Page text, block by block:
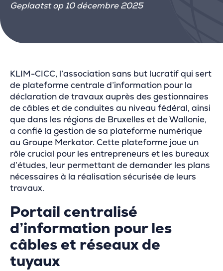
Geplaatst op 10 décembre 2025
KLIM-CICC, l’association sans but lucratif qui sert
de plateforme centrale d’information pour la
déclaration de travaux auprès des gestionnaires
de câbles et de conduites au niveau fédéral, ainsi
que dans les régions de Bruxelles et de Wallonie,
a confié la gestion de sa plateforme numérique
au Groupe Merkator. Cette plateforme joue un
rôle crucial pour les entrepreneurs et les bureaux
d’études, leur permettant de demander les plans
nécessaires à la réalisation sécurisée de leurs
travaux.
Portail centralisé
d’information pour les
câbles et réseaux de
tuyaux